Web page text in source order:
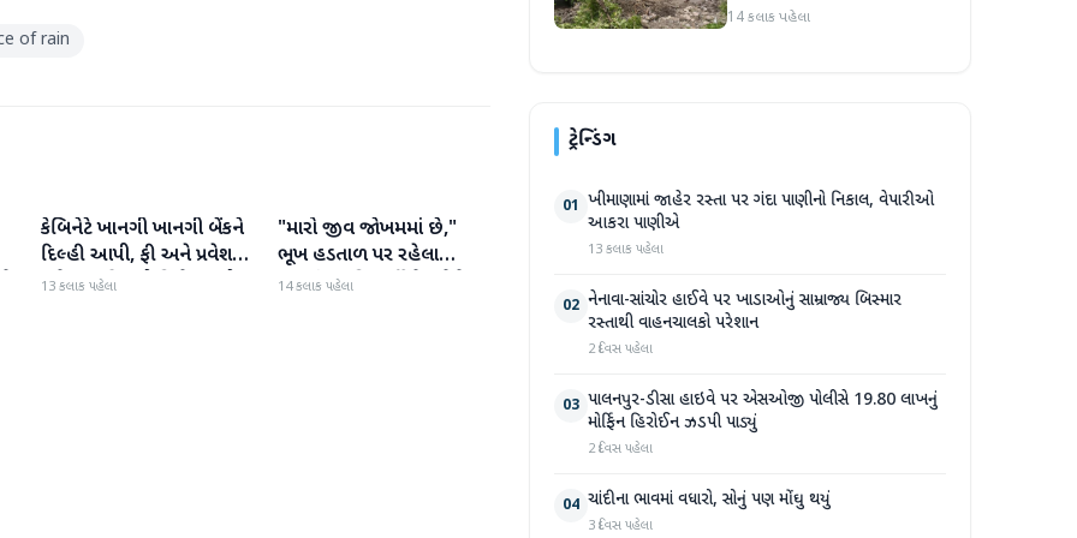
of rain
રાષ્ટ્રીય
કેબિનેટે ખાનગી ખાનગી બેંકને
દિલ્હી આપી, ફી અને પ્રવેશ
માટે નવા નિયમો વિશે જાણો
13 કલાક પહેલા
રાષ્ટ્રીય
"મારો જીવ જોખમમાં છે,"
ભૂખ હડતાળ પર રહેલા
ઝારખંડના વિદ્યાર્થી નેતા દેવેન્દ્ર
14 કલાક પહેલા
પ્રદેશમાં ભારે ચોમાસાનો સામનો
14 કલાક પહેલા
ટ્રેન્ડિંગ
01 ખીમાણામાં જાહેર રસ્તા પર ગંદા પાણીનો નિકાલ, વેપારીઓ
આકરા પાણીએ
13 કલાક પહેલા
02 નેનાવા-સાંચોર હાઈવે પર ખાડાઓનું સામ્રાજ્ય બિસ્માર
રસ્તાથી વાહનચાલકો પરેશાન
2 દિવસ પહેલા
03 પાલનપુર-ડીસા હાઇવે પર એસઓજી પોલીસે 19.80 લાખનું
મોર્ફિન હિરોઈન ઝડપી પાડ્યું
2 દિવસ પહેલા
04 ચાંદીના ભાવમાં વધારો, સોનું પણ મોંઘુ થયું
3 દિવસ પહેલા